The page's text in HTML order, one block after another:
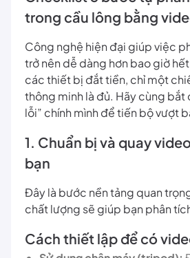
trong cầu lông bằng
Công nghệ hiện đại giúp việc
trở nên dễ dàng hơn bao giờ
các thiết bị đắt tiền, chỉ một
thông minh là đủ. Hãy cùng bắt
lỗi” chính mình để tiến bộ vượt
1. Chuẩn bị và quay
bạn
Đây là bước nền tảng quan
chất lượng sẽ giúp bạn phân
Cách thiết lập để có